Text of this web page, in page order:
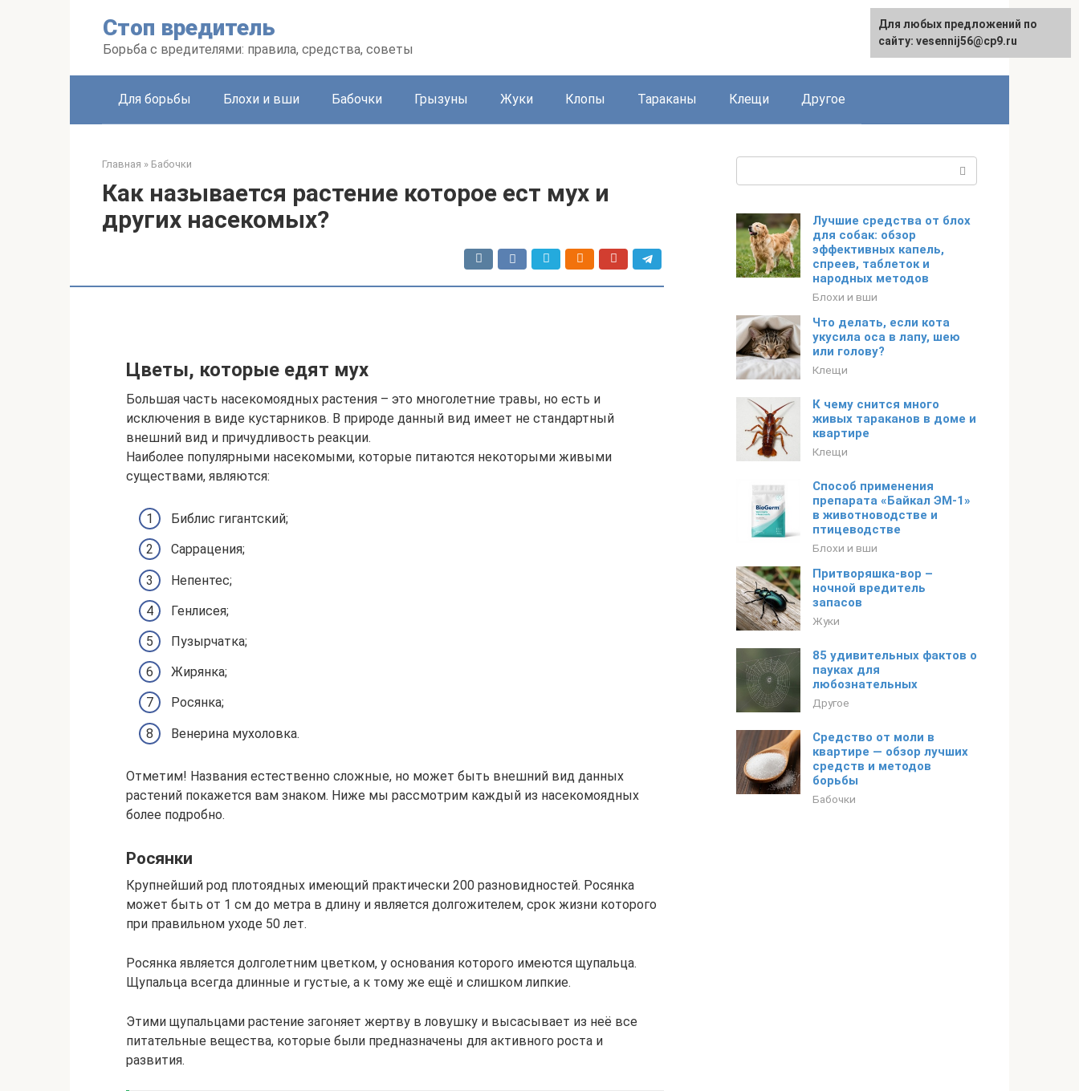
Стоп вредитель
Борьба с вредителями: правила, средства, советы
English
Для борьбы Блохи и вши Бабочки Грызуны Жуки Клопы Тараканы Клещи Другое
Главная » Бабочки
Как называется растение которое ест мух и
других насекомых?
Цветы, которые едят мух
Большая часть насекомоядных растения – это многолетние травы, но есть и
исключения в виде кустарников. В природе данный вид имеет не стандартный
внешний вид и причудливость реакции.
Наиболее популярными насекомыми, которые питаются некоторыми живыми
существами, являются:
Библис гигантский;
Саррацения;
Непентес;
Генлисея;
Пузырчатка;
Жирянка;
Росянка;
Венерина мухоловка.
Отметим! Названия естественно сложные, но может быть внешний вид данных
растений покажется вам знаком. Ниже мы рассмотрим каждый из насекомоядных
более подробно.
Росянки
Крупнейший род плотоядных имеющий практически 200 разновидностей. Росянка
может быть от 1 см до метра в длину и является долгожителем, срок жизни которого
при правильном уходе 50 лет.
Росянка является долголетним цветком, у основания которого имеются щупальца.
Щупальца всегда длинные и густые, а к тому же ещё и слишком липкие.
Этими щупальцами растение загоняет жертву в ловушку и высасывает из неё все
питательные вещества, которые были предназначены для активного роста и
развития.
Лучшие средства от блох
для собак: обзор
эффективных капель,
спреев, таблеток и
народных методов
Блохи и вши
Что делать, если кота
укусила оса в лапу, шею
или голову?
Клещи
К чему снится много
живых тараканов в доме и
квартире
Клещи
Способ применения
препарата «Байкал ЭМ-1»
в животноводстве и
птицеводстве
Блохи и вши
Притворяшка-вор –
ночной вредитель
запасов
Жуки
85 удивительных фактов о
пауках для
любознательных
Другое
Средство от моли в
квартире — обзор лучших
средств и методов
борьбы
Бабочки
Для любых предложений по
сайту: vesennij56@cp9.ru